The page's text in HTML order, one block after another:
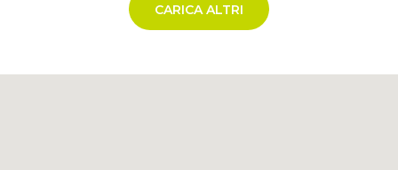
CARICA ALTRI